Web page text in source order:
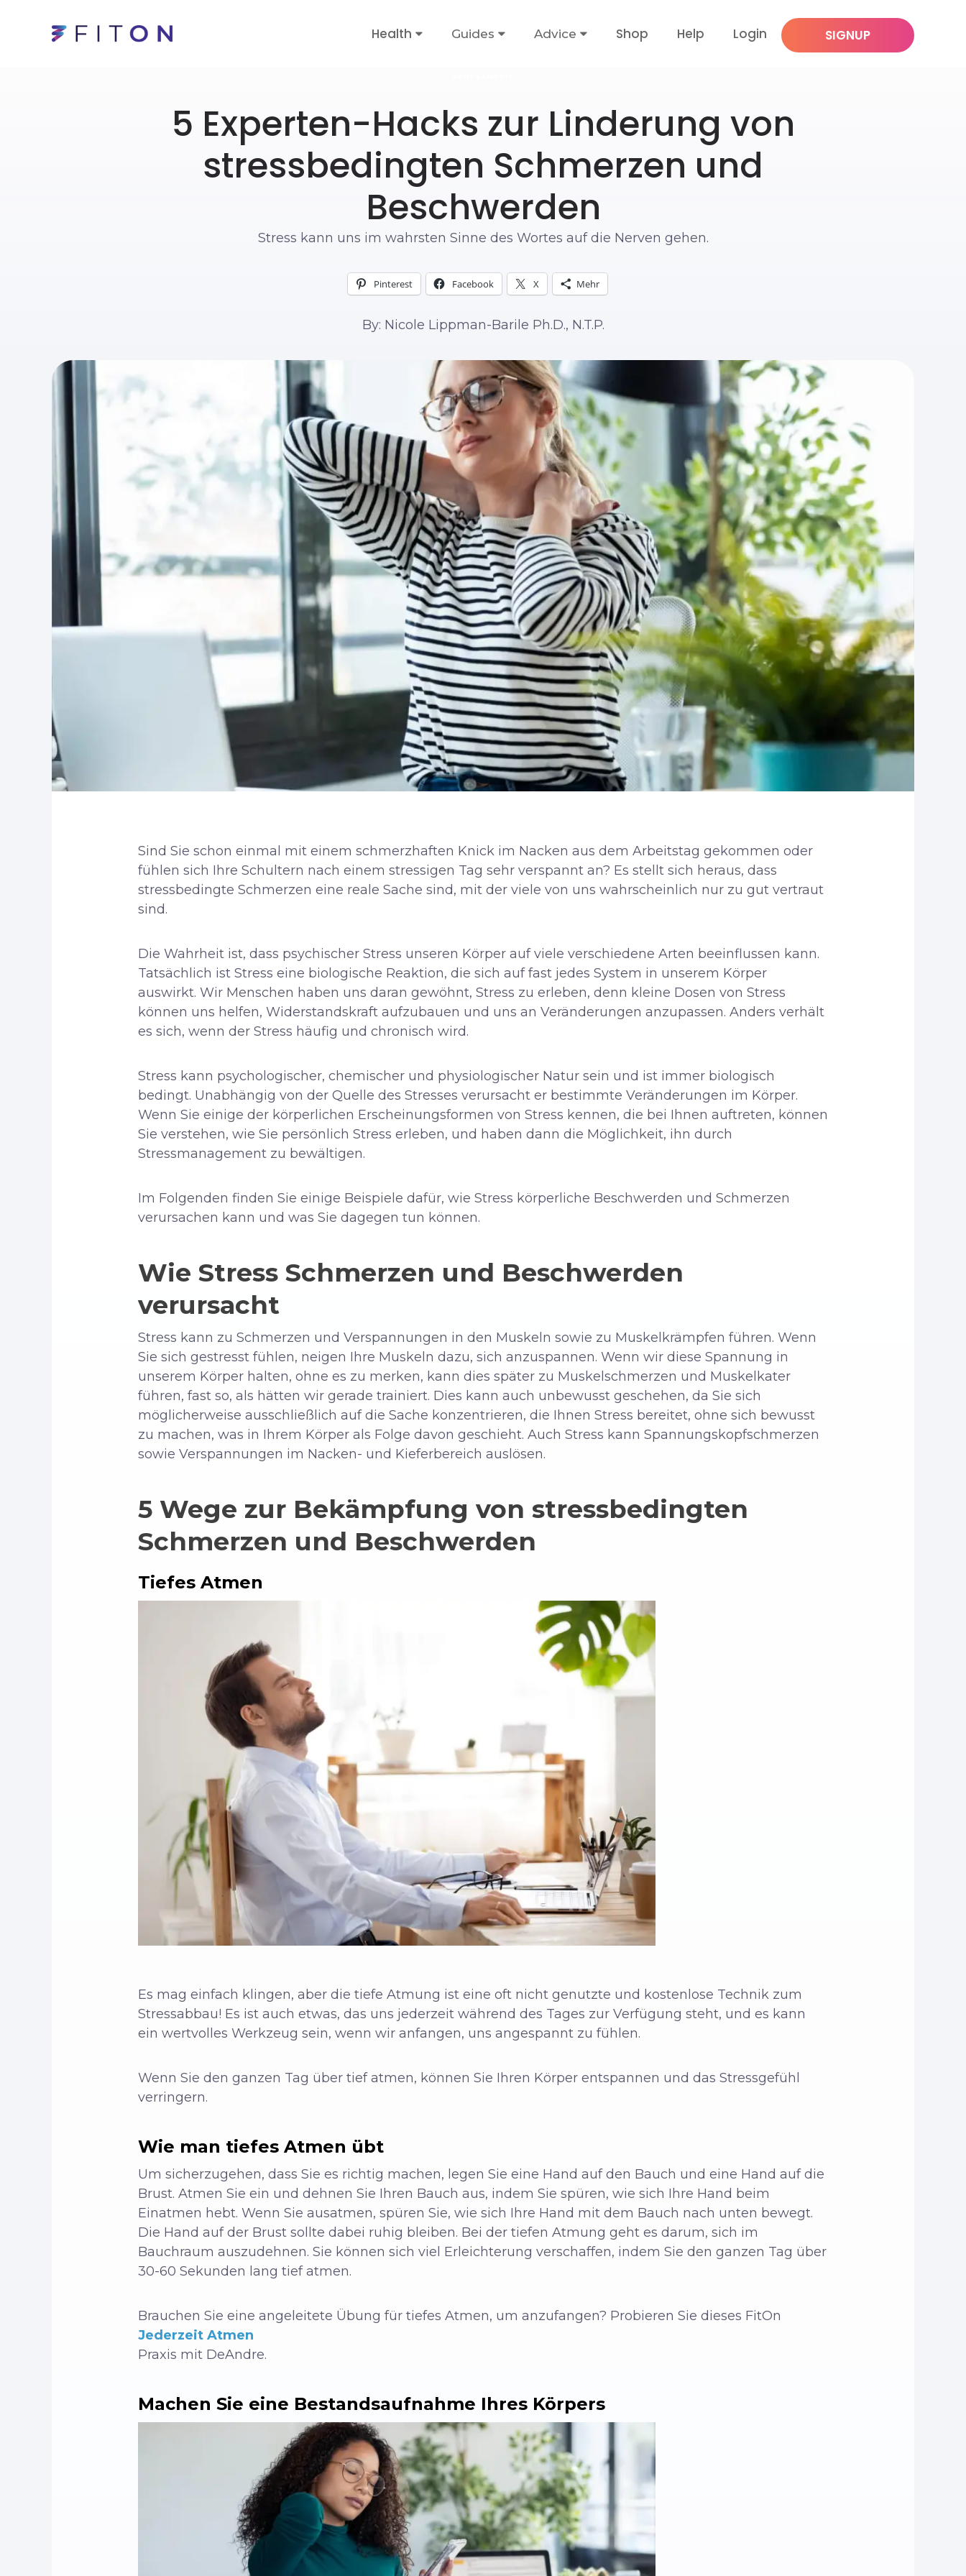
Health Guides Advice Shop Help Login SIGNUP
5 Experten-Hacks zur Linderung von
stressbedingten Schmerzen und
Beschwerden
Stress kann uns im wahrsten Sinne des Wortes auf die Nerven gehen.
Pinterest Facebook X Mehr
By: Nicole Lippman-Barile Ph.D., N.T.P.
Sind Sie schon einmal mit einem schmerzhaften Knick im Nacken aus dem Arbeitstag gekommen oder
fühlen sich Ihre Schultern nach einem stressigen Tag sehr verspannt an? Es stellt sich heraus, dass
stressbedingte Schmerzen eine reale Sache sind, mit der viele von uns wahrscheinlich nur zu gut vertraut
sind.
Die Wahrheit ist, dass psychischer Stress unseren Körper auf viele verschiedene Arten beeinflussen kann.
Tatsächlich ist Stress eine biologische Reaktion, die sich auf fast jedes System in unserem Körper
auswirkt. Wir Menschen haben uns daran gewöhnt, Stress zu erleben, denn kleine Dosen von Stress
können uns helfen, Widerstandskraft aufzubauen und uns an Veränderungen anzupassen. Anders verhält
es sich, wenn der Stress häufig und chronisch wird.
Stress kann psychologischer, chemischer und physiologischer Natur sein und ist immer biologisch
bedingt. Unabhängig von der Quelle des Stresses verursacht er bestimmte Veränderungen im Körper.
Wenn Sie einige der körperlichen Erscheinungsformen von Stress kennen, die bei Ihnen auftreten, können
Sie verstehen, wie Sie persönlich Stress erleben, und haben dann die Möglichkeit, ihn durch
Stressmanagement zu bewältigen.
Im Folgenden finden Sie einige Beispiele dafür, wie Stress körperliche Beschwerden und Schmerzen
verursachen kann und was Sie dagegen tun können.
Wie Stress Schmerzen und Beschwerden
verursacht
Stress kann zu Schmerzen und Verspannungen in den Muskeln sowie zu Muskelkrämpfen führen. Wenn
Sie sich gestresst fühlen, neigen Ihre Muskeln dazu, sich anzuspannen. Wenn wir diese Spannung in
unserem Körper halten, ohne es zu merken, kann dies später zu Muskelschmerzen und Muskelkater
führen, fast so, als hätten wir gerade trainiert. Dies kann auch unbewusst geschehen, da Sie sich
möglicherweise ausschließlich auf die Sache konzentrieren, die Ihnen Stress bereitet, ohne sich bewusst
zu machen, was in Ihrem Körper als Folge davon geschieht. Auch Stress kann Spannungskopfschmerzen
sowie Verspannungen im Nacken- und Kieferbereich auslösen.
5 Wege zur Bekämpfung von stressbedingten
Schmerzen und Beschwerden
Tiefes Atmen
Es mag einfach klingen, aber die tiefe Atmung ist eine oft nicht genutzte und kostenlose Technik zum
Stressabbau! Es ist auch etwas, das uns jederzeit während des Tages zur Verfügung steht, und es kann
ein wertvolles Werkzeug sein, wenn wir anfangen, uns angespannt zu fühlen.
Wenn Sie den ganzen Tag über tief atmen, können Sie Ihren Körper entspannen und das Stressgefühl
verringern.
Wie man tiefes Atmen übt
Um sicherzugehen, dass Sie es richtig machen, legen Sie eine Hand auf den Bauch und eine Hand auf die
Brust. Atmen Sie ein und dehnen Sie Ihren Bauch aus, indem Sie spüren, wie sich Ihre Hand beim
Einatmen hebt. Wenn Sie ausatmen, spüren Sie, wie sich Ihre Hand mit dem Bauch nach unten bewegt.
Die Hand auf der Brust sollte dabei ruhig bleiben. Bei der tiefen Atmung geht es darum, sich im
Bauchraum auszudehnen. Sie können sich viel Erleichterung verschaffen, indem Sie den ganzen Tag über
30-60 Sekunden lang tief atmen.
Brauchen Sie eine angeleitete Übung für tiefes Atmen, um anzufangen? Probieren Sie dieses FitOn
Jederzeit Atmen
Praxis mit DeAndre.
Machen Sie eine Bestandsaufnahme Ihres Körpers